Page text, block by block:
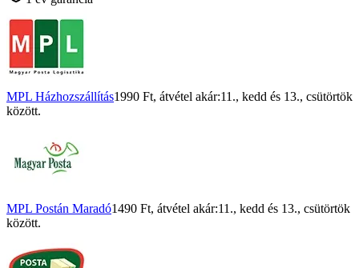
MPL Házhozszállítás1990 Ft, átvétel akár:11., kedd és 13., csütörtök
között.
MPL Postán Maradó1490 Ft, átvétel akár:11., kedd és 13., csütörtök
között.